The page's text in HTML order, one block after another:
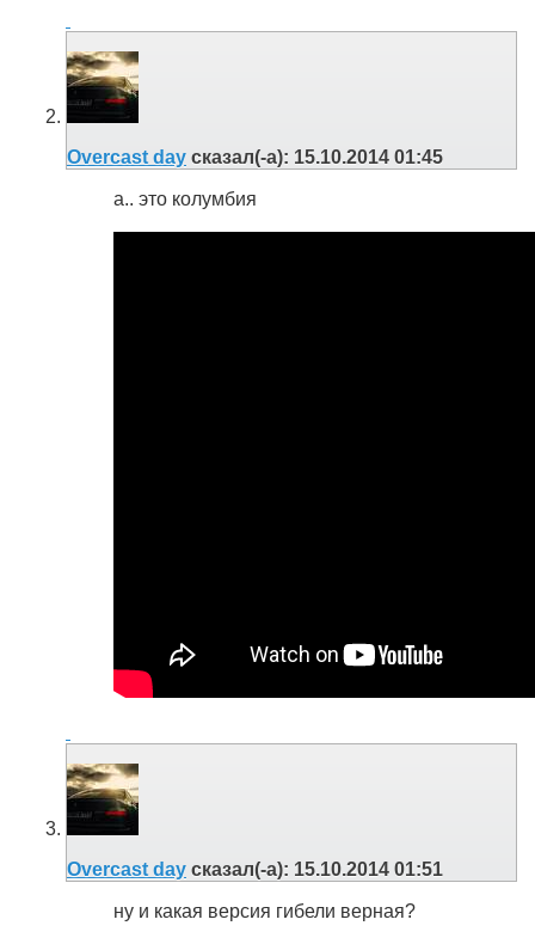
Overcast day сказал(-а): 15.10.2014 01:45
а.. это колумбия
Overcast day сказал(-а): 15.10.2014 01:51
ну и какая версия гибели верная?